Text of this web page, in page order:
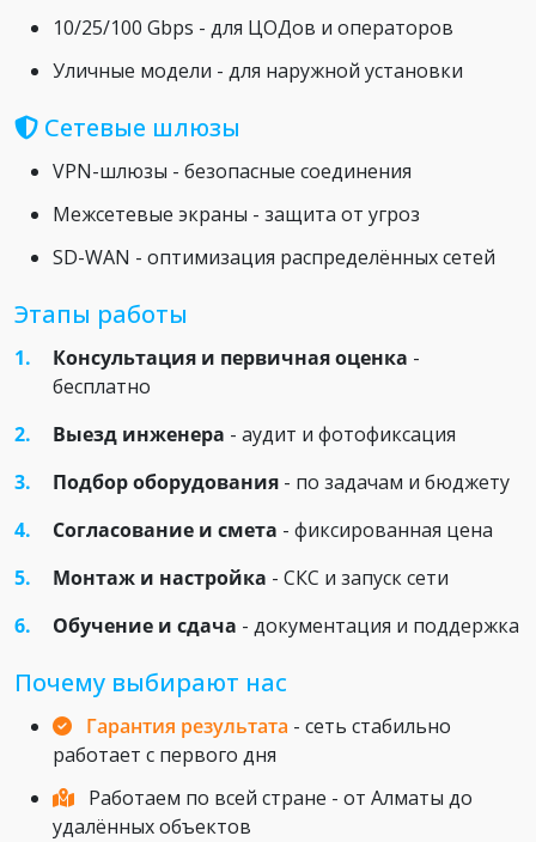
10/25/100 Gbps - для ЦОДов и операторов
Уличные модели - для наружной установки
Сетевые шлюзы
VPN-шлюзы - безопасные соединения
Межсетевые экраны - защита от угроз
SD-WAN - оптимизация распределённых сетей
Этапы работы
Консультация и первичная оценка -
бесплатно
Выезд инженера - аудит и фотофиксация
Подбор оборудования - по задачам и бюджету
Согласование и смета - фиксированная цена
Монтаж и настройка - СКС и запуск сети
Обучение и сдача - документация и поддержка
Почему выбирают нас
Гарантия результата - сеть стабильно
работает с первого дня
Работаем по всей стране - от Алматы до
удалённых объектов